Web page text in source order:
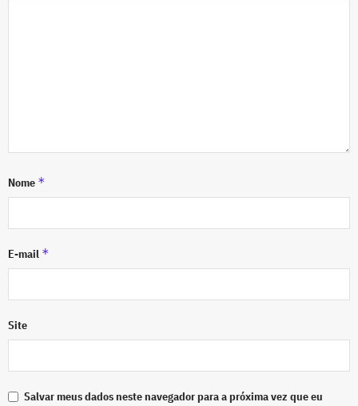
Nome *
E-mail *
Site
Salvar meus dados neste navegador para a próxima vez que eu